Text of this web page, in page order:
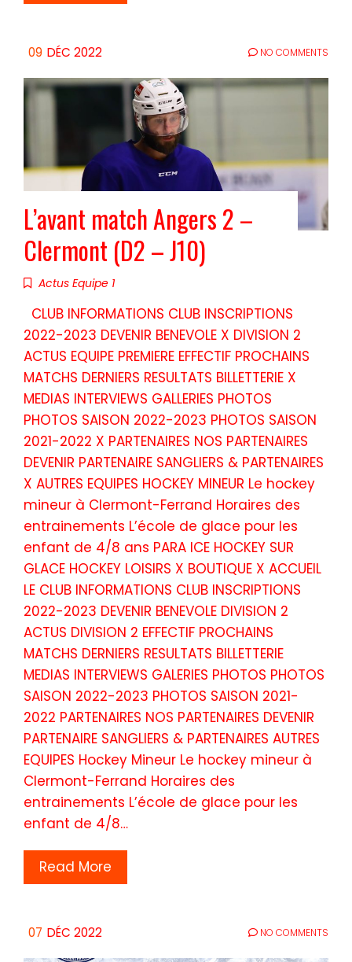
09 DÉC 2022 NO COMMENTS
L’avant match Angers 2 –
Clermont (D2 – J10)
Actus Equipe 1
CLUB INFORMATIONS CLUB INSCRIPTIONS
2022-2023 DEVENIR BENEVOLE X DIVISION 2
ACTUS EQUIPE PREMIERE EFFECTIF PROCHAINS
MATCHS DERNIERS RESULTATS BILLETTERIE X
MEDIAS INTERVIEWS GALLERIES PHOTOS
PHOTOS SAISON 2022-2023 PHOTOS SAISON
2021-2022 X PARTENAIRES NOS PARTENAIRES
DEVENIR PARTENAIRE SANGLIERS & PARTENAIRES
X AUTRES EQUIPES HOCKEY MINEUR Le hockey
mineur à Clermont-Ferrand Horaires des
entrainements L’école de glace pour les
enfant de 4/8 ans PARA ICE HOCKEY SUR
GLACE HOCKEY LOISIRS X BOUTIQUE X ACCUEIL
LE CLUB INFORMATIONS CLUB INSCRIPTIONS
2022-2023 DEVENIR BENEVOLE DIVISION 2
ACTUS DIVISION 2 EFFECTIF PROCHAINS
MATCHS DERNIERS RESULTATS BILLETTERIE
MEDIAS INTERVIEWS GALERIES PHOTOS PHOTOS
SAISON 2022-2023 PHOTOS SAISON 2021-
2022 PARTENAIRES NOS PARTENAIRES DEVENIR
PARTENAIRE SANGLIERS & PARTENAIRES AUTRES
EQUIPES Hockey Mineur Le hockey mineur à
Clermont-Ferrand Horaires des
entrainements L’école de glace pour les
enfant de 4/8…
Read More
07 DÉC 2022 NO COMMENTS